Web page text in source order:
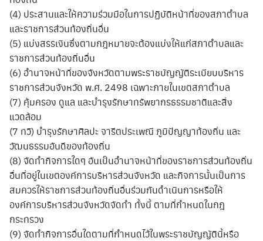
(4) ประสานและให้ความร่วมมือในการปฏิบัติหน้าที่ของสภาตำบล
และราชการส่วนท้องถิ่นอื่น
(5) แบ่งสรรเงินซึ่งตามกฎหมายจะต้องแบ่งให้แก่สภาตำบลและ
ราชการส่วนท้องถิ่นอื่น
(6) อำนาจหน้าที่ของจังหวัดตามพระราชบัญญัติระเบียบบริหาร
ราชการส่วนจังหวัด พ.ศ. 2498 เฉพาะภายในเขตสภาตำบล
(7) คุ้มครอง ดูแล และบำรุงรักษาทรัพยากรธรรมชาติและสิ่ง
แวดล้อม
(7 ทวิ) บำรุงรักษาศิลปะ จารีตประเพณี ภูมิปัญญาท้องถิ่น และ
วัฒนธรรมอันดีของท้องถิ่น
(8) จัดทำกิจการใดๆ อันเป็นอำนาจหน้าที่ของราชการส่วนท้องถิ่น
อื่นที่อยู่ในเขตองค์การบริหารส่วนจังหวัด และกิจการนั้นเป็นการ
สมควรให้ราชการส่วนท้องถิ่นอื่นร่วมกันดำเนินการหรือให้
องค์การบริหารส่วนจังหวัดจัดทำ ทั้งนี้ ตามที่กำหนดในกฎ
กระทรวง
(9) จัดทำกิจการอื่นใดตามที่กำหนดไว้ในพระราชบัญญัตินี้หรือ